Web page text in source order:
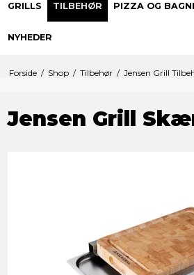
GRILLS TILBEHØR PIZZA OG
NYHEDER
Forside / Shop / Tilbehør / Jensen Grill
Jensen Grill